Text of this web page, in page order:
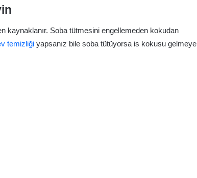
kaynaklanır. Soba tütmesini engellemeden kokudan
temizliği yapsanız bile soba tütüyorsa is kokusu gelmeye